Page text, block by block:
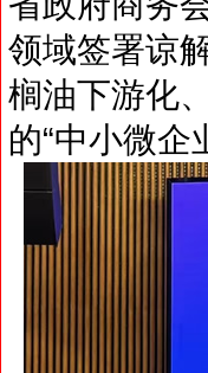
领域签署谅
榈油下游化
的“中小微企